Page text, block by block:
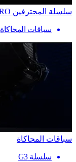
سلسلة المحترفين PRO
سباقات المحاكاة
سباقات المحاكاة
سلسلة G3